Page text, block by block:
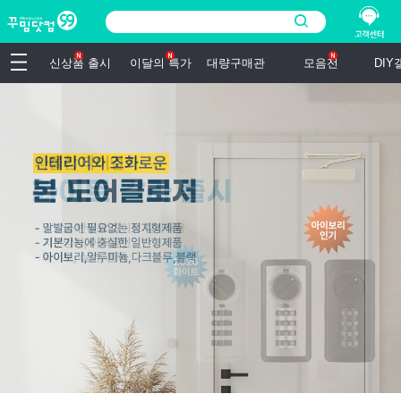
신상품 출시 이달의 특가 대량구매관 모음전 DIY